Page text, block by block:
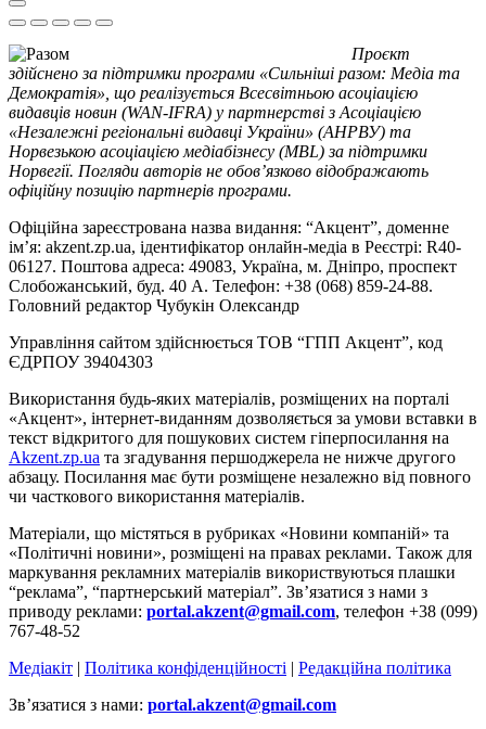
Проєкт
здійснено за підтримки програми «Сильніші разом: Медіа та
Демократія», що реалізується Всесвітньою асоціацією
видавців новин (WAN-IFRA) у партнерстві з Асоціацією
«Незалежні регіональні видавці України» (АНРВУ) та
Норвезькою асоціацією медіабізнесу (MBL) за підтримки
Норвегії. Погляди авторів не обов’язково відображають
офіційну позицію партнерів програми.
Офіційна зареєстрована назва видання: “Акцент”, доменне
ім’я: akzent.zp.ua, ідентифікатор онлайн-медіа в Реєстрі: R40-
06127. Поштова адреса: 49083, Україна, м. Дніпро, проспект
Слобожанський, буд. 40 А. Телефон: +38 (068) 859-24-88.
Головний редактор Чубукін Олександр
Управління сайтом здійснюється ТОВ “ГПП Акцент”, код
ЄДРПОУ 39404303
Використання будь-яких матеріалів, розміщених на порталі
«Акцент», інтернет-виданням дозволяється за умови вставки в
текст відкритого для пошукових систем гіперпосилання на
Akzent.zp.ua та згадування першоджерела не нижче другого
абзацу. Посилання має бути розміщене незалежно від повного
чи часткового використання матеріалів.
Матеріали, що містяться в рубриках «Новини компаній» та
«Політичні новини», розміщені на правах реклами. Також для
маркування рекламних матеріалів використвуються плашки
“реклама”, “партнерський матеріал”. Зв’язатися з нами з
приводу реклами: portal.akzent@gmail.com, телефон +38 (099)
767-48-52
Медіакіт | Політика конфіденційності | Редакційна політика
Зв’язатися з нами: portal.akzent@gmail.com